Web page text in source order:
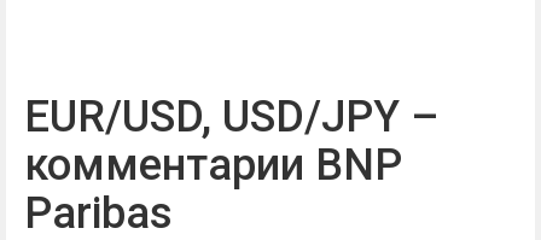
EUR/USD, USD/JPY –
комментарии BNP
Paribas